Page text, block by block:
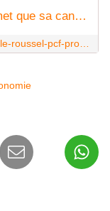
Présidentielle: Roussel (PCF) promet que sa candidature n'affaiblira pas la gauche